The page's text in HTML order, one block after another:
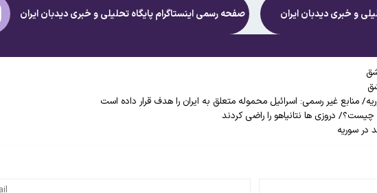
و خبریدیدبان ایران صفحه رسمی اینستاگرام پایگاه تحلیلی و خبریدیدبان ایران
منابع غیر رسمی: اسرائیل محموله متعلق به ایران را هدف قرار داده است
دروزی ها نتانیاهو را راضی کردند
در سوریه